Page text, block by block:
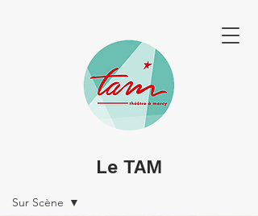
SPECTACLES & PORTRAITS
Sur Scène
Le TAM